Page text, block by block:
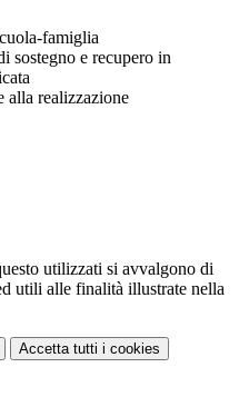
famiglia
sostegno e recupero in
alla realizzazione
utilizzati si avvalgono di
utili alle finalità illustrate nella
Accetta tutti i cookies